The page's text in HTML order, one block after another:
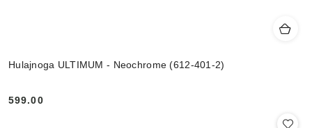
Hulajnoga ULTIMUM - Neochrome (612-401-2)
Cena:
599.00